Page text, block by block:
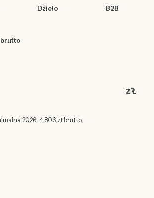
Dzieło B2B
brutto
zł
2026: 4 806 zł brutto.